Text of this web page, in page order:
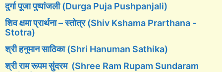
दुर्गा पूजा पुष्पांजली (Durga Puja Pushpanjali)
शिव क्षमा प्रार्थना – स्तोत्र (Shiv Kshama Prarthana -
Stotra)
श्री हनुमान साठिका (Shri Hanuman Sathika)
श्री राम रूपम सुंदरम (Shree Ram Rupam Sundaram